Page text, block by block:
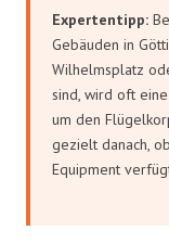
Expertentipp:
Gebäuden in
Wilhelmsplatz
sind, wird oft
um den
gezielt danach,
Equipment